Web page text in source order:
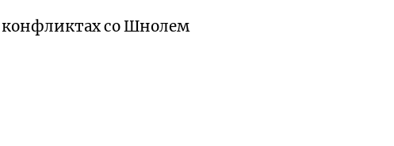
конфликтах со Шнолем